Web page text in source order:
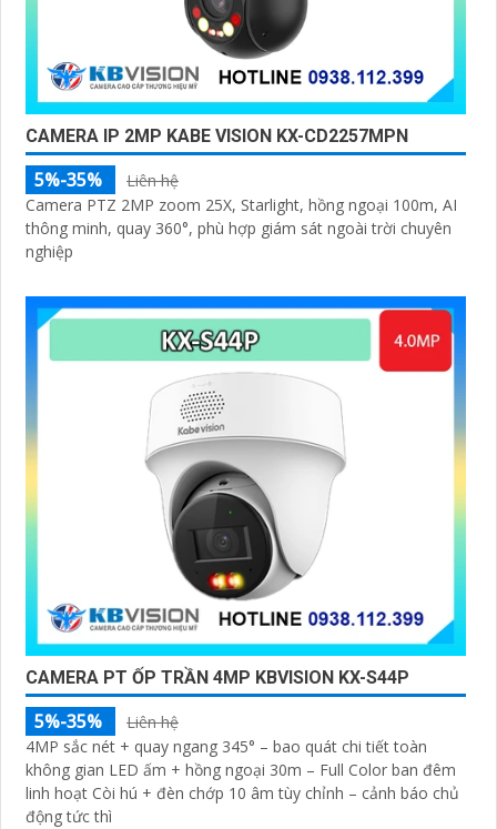
CAMERA IP 2MP KABE VISION KX-CD2257MPN
5%-35%
Liên hệ
Camera PTZ 2MP zoom 25X, Starlight, hồng ngoại 100m, AI
thông minh, quay 360°, phù hợp giám sát ngoài trời chuyên
nghiệp
CAMERA PT ỐP TRẦN 4MP KBVISION KX-S44P
5%-35%
Liên hệ
4MP sắc nét + quay ngang 345° – bao quát chi tiết toàn
không gian LED ấm + hồng ngoại 30m – Full Color ban đêm
linh hoạt Còi hú + đèn chớp 10 âm tùy chỉnh – cảnh báo chủ
động tức thì